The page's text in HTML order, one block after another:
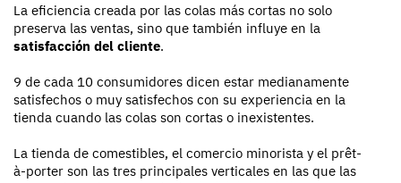
La eficiencia creada por las colas más cortas no solo
preserva las ventas, sino que también influye en la
satisfacción del cliente.
9 de cada 10 consumidores dicen estar medianamente
satisfechos o muy satisfechos con su experiencia en la
tienda cuando las colas son cortas o inexistentes.
La tienda de comestibles, el comercio minorista y el prêt-
à-porter son las tres principales verticales en las que las